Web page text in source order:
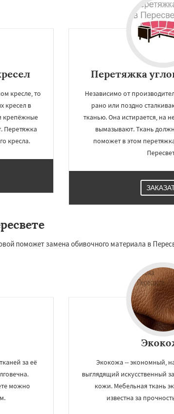
кресле, то
кресел в
крепёжные
Перетяжка
кресла.
Перетяжка
Независимо от
рано или поздно
тканью. Она истирается, на
вымазывают. Ткань
поможет в этом
поможет замена обивочного материала в
за её
можно
Экокожа -- экономный,
выглядящий искусственный
кожи. Мебельная ткань
известна за
×